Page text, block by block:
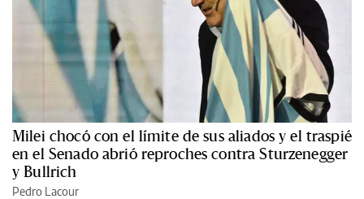
Milei chocó con el límite de sus aliados y el traspié
en el Senado abrió reproches contra Sturzenegger
y Bullrich
Pedro Lacour